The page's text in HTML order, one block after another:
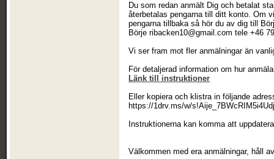
Du som redan anmält Dig och betalat
återbetalas pengarna till ditt konto. Om
pengarna tillbaka så hör du av dig till
Börje ribacken10@gmail.com tele +46
Vi ser fram mot fler anmälningar än
För detaljerad information om hur
Länk till instruktioner
Eller kopiera och klistra in följande
https://1drv.ms/w/
Instruktionerna kan komma att
Välkommen med era anmälningar, håll